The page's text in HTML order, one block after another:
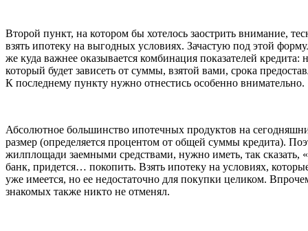
Второй пункт, на котором бы хотелось заострить внимание,
взять ипотеку на выгодных условиях. Зачастую под этой
же куда важнее оказывается комбинация показателей
который будет зависеть от суммы, взятой вами, срока
К последнему пункту нужно отнестись особенно внимательно.
Абсолютное большинство ипотечных продуктов на
размер (определяется процентом от общей суммы кредита).
жилплощади заемными средствами, нужно иметь, так сказать,
банк, придется… покопить. Взять ипотеку на условиях,
уже имеется, но ее недостаточно для покупки целиком.
знакомых также никто не отменял.